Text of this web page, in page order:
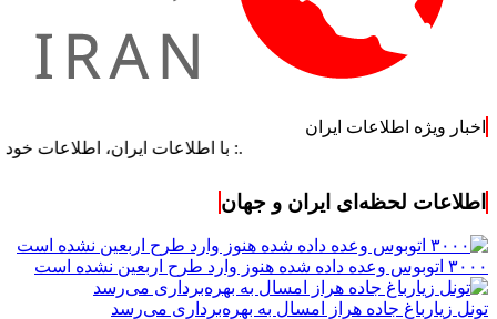
اخبار ویژه اطلاعات ایران
.: با اطلاعات ایران، اطلاعات خود را به‌روز
اطلاعات لحظه‌ای ایران و جهان
۳۰۰۰ اتوبوس وعده داده شده هنوز وارد طرح اربعین نشده است
تونل زیارباغ جاده هراز امسال به بهره‌برداری می‌رسد